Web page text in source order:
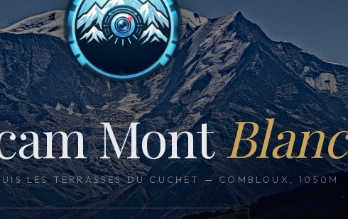
MontBlanc
LES TERRASSES DU CUCHET — COMBLOUX, 1050M